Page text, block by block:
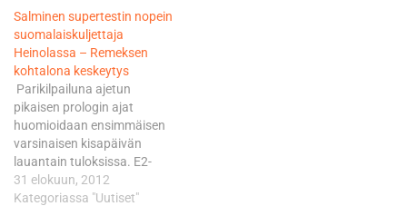
käskyttävästä
espanjalaisesta Cristobal
Guerrerosta 2,03 sekuntia.
Salminen oli luokassaan
kuudes. E1-luokan pohjat
1.15,19 piirsi ranskalainen
Honda-kuljettaja Rodrig
Thain. Eero Remes oli
KTM:llä…
Salminen supertestin nopein
suomalaiskuljettaja
Heinolassa – Remeksen
kohtalona keskeytys
Parikilpailuna ajetun
pikaisen prologin ajat
huomioidaan ensimmäisen
varsinaisen kisapäivän
lauantain tuloksissa. E2-
luokan pisteissä kolmantena
oleva ja jo uransa 14.
31 elokuun, 2012
Kategoriassa "Uutiset"